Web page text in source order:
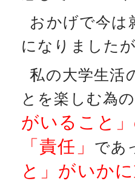
おかげで今は
になりました
私の大学生活
とを楽しむ為
がいること
「責任」
であ
と」がいか